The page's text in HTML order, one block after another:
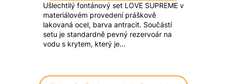
Ušlechtilý fontánový set LOVE SUPREME v
materiálovém provedení práškově
lakovaná ocel, barva antracit. Součástí
setu je standardně pevný rezervoár na
vodu s krytem, který je...